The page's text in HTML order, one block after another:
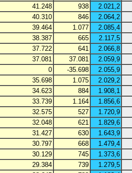
41.248 938
2.021,2
40.310 846
2.064,2
39.464 1.077
2.085,4
38.387 665
2.117,5
37.722 641
2.066,8
37.081 37.081
2.059,9
0 -35.698
2.055,9
35.698 1.075
2.029,2
34.623 884
1.908,1
33.739 1.164
1.856,6
32.575 527
1.720,9
32.048 621
1.829,6
31.427 630
1.643,9
30.797 668
1.479,4
30.129 745
1.373,6
29.384 739
1.279,5